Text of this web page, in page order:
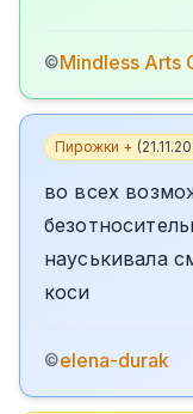
©Mindless Arts
Пирожки + (
во всех
науськивала
коси
©elena-durak